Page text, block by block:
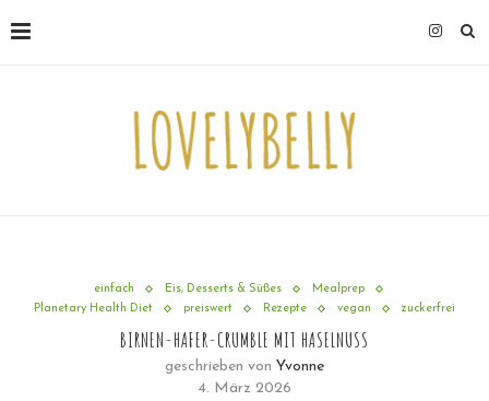
einfach Eis, Desserts & Süßes
Mealprep
Planetary Health Diet
preiswert Rezepte vegan zuckerfrei
BIRNEN-HAFER-CRUMBLE MIT HASELNUSS
geschrieben von Yvonne
4. März 2026